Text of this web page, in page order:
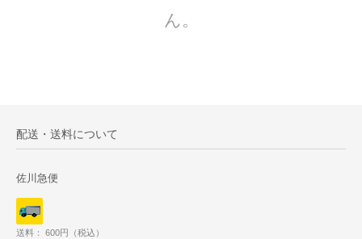
ん。
配送・送料について
佐川急便
送料： 600円（税込）